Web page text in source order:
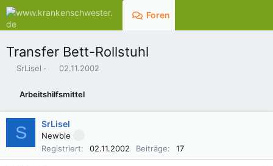
Foren
Transfer Bett-Rollstuhl
E
e
l
SrLisel
E
t
e
l
l
02.11.2002
Arbeitshilfsmittel
S SrLisel
Newbie
Registriert
02.11.2002 Beiträge 17